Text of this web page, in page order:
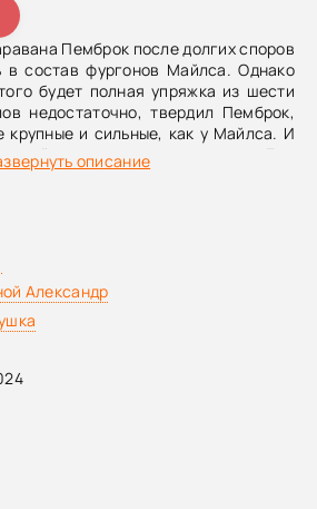
Пемброк после долгих споров
в состав фургонов Майлса. Однако
будет полная упряжка из шести
недостаточно, твердил Пемброк,
крупные и сильные, как у Майлса. И
ещё одного мула — пятого. Ему
шестой, и он даже нашёл того, кто
меньше суток, и Майлс ломал
последнего мула?
описание
Александр